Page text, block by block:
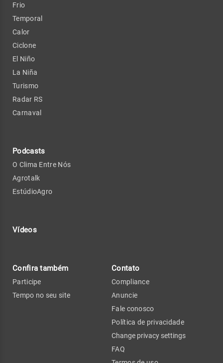
Frio
Temporal
Calor
Ciclone
El Niño
La Niña
Turismo
Radar RS
Carnaval
Podcasts
O Clima Entre Nós
Agrotalk
EstúdioAgro
Vídeos
Confira também
Participe
Tempo no seu site
Contato
Compliance
Anuncie
Fale conosco
Política de privacidade
Change privacy settings
FAQ